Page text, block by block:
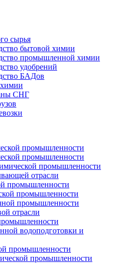
сырья
бытовой химии
промышленной химии
удобрений
БАДов
СНГ
промышленности
промышленности
промышленности
отрасли
промышленности
промышленности
промышленности
отрасли
водоподготовки и
промышленности
промышленности